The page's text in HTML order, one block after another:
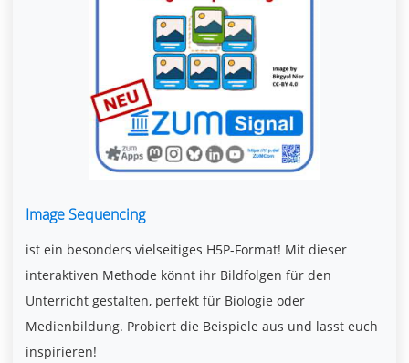
Image Sequencing
ist ein besonders vielseitiges H5P-Format! Mit dieser
interaktiven Methode könnt ihr Bildfolgen für den
Unterricht gestalten, perfekt für Biologie oder
Medienbildung. Probiert die Beispiele aus und lasst euch
inspirieren!